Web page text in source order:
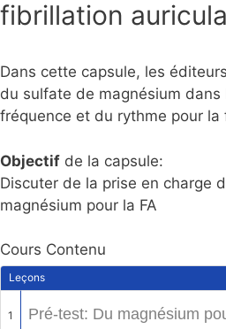
fibrillation
Dans cette capsule, les
du sulfate de magnésium dans
fréquence et du rythme pour la
Objectif de la capsule:
Discuter de la prise en charge
magnésium pour la FA
Cours Contenu
Leçons
1 Pré-test: Du magnésium